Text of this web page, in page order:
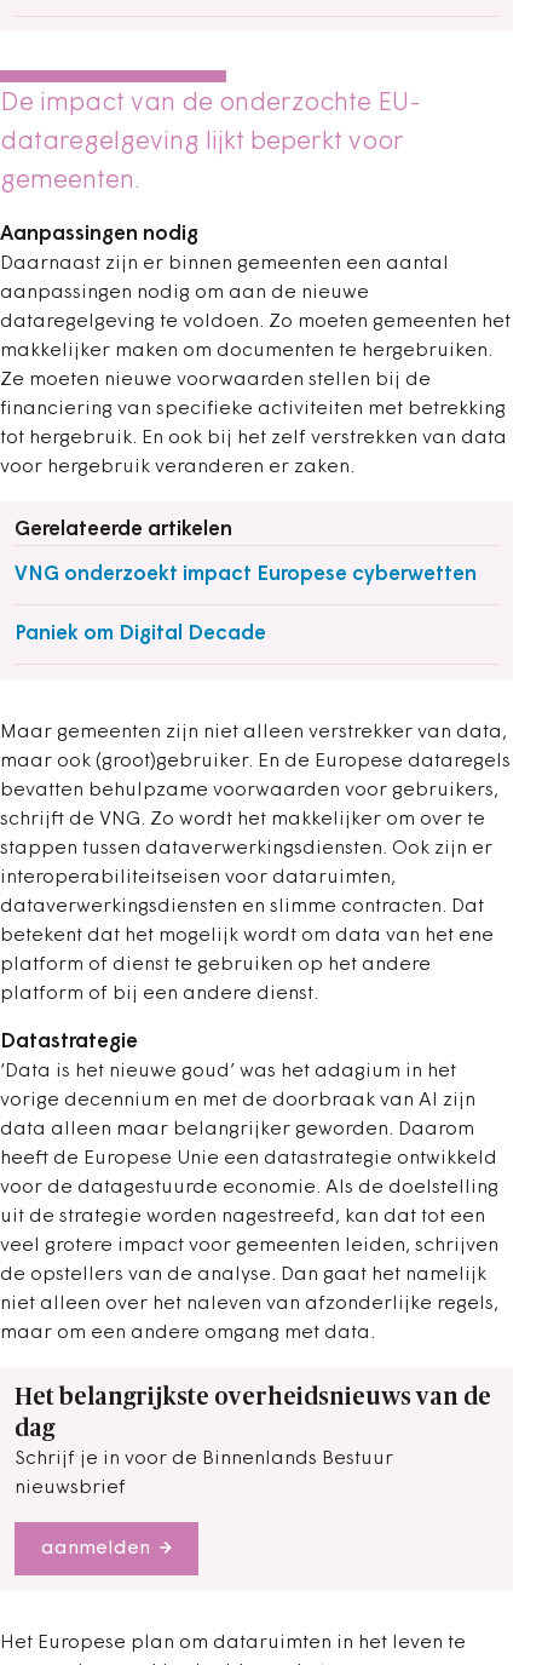
De impact van de onderzochte EU-
dataregelgeving lijkt beperkt voor
gemeenten.
Aanpassingen nodig
Daarnaast zijn er binnen gemeenten een aantal
aanpassingen nodig om aan de nieuwe
dataregelgeving te voldoen. Zo moeten gemeenten het
makkelijker maken om documenten te hergebruiken.
Ze moeten nieuwe voorwaarden stellen bij de
financiering van specifieke activiteiten met betrekking
tot hergebruik. En ook bij het zelf verstrekken van data
voor hergebruik veranderen er zaken.
Gerelateerde artikelen
VNG onderzoekt impact Europese cyberwetten
Paniek om Digital Decade
Maar gemeenten zijn niet alleen verstrekker van data,
maar ook (groot)gebruiker. En de Europese dataregels
bevatten behulpzame voorwaarden voor gebruikers,
schrijft de VNG. Zo wordt het makkelijker om over te
stappen tussen dataverwerkingsdiensten. Ook zijn er
interoperabiliteitseisen voor dataruimten,
dataverwerkingsdiensten en slimme contracten. Dat
betekent dat het mogelijk wordt om data van het ene
platform of dienst te gebruiken op het andere
platform of bij een andere dienst.
Datastrategie
‘Data is het nieuwe goud’ was het adagium in het
vorige decennium en met de doorbraak van AI zijn
data alleen maar belangrijker geworden. Daarom
heeft de Europese Unie een datastrategie ontwikkeld
voor de datagestuurde economie. Als de doelstelling
uit de strategie worden nagestreefd, kan dat tot een
veel grotere impact voor gemeenten leiden, schrijven
de opstellers van de analyse. Dan gaat het namelijk
niet alleen over het naleven van afzonderlijke regels,
maar om een andere omgang met data.
Het belangrijkste overheidsnieuws van de
dag
Schrijf je in voor de Binnenlands Bestuur
nieuwsbrief
aanmelden
Het Europese plan om dataruimten in het leven te